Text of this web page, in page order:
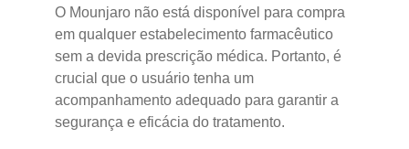
O Mounjaro não está disponível para compra
em qualquer estabelecimento farmacêutico
sem a devida prescrição médica. Portanto, é
crucial que o usuário tenha um
acompanhamento adequado para garantir a
segurança e eficácia do tratamento.